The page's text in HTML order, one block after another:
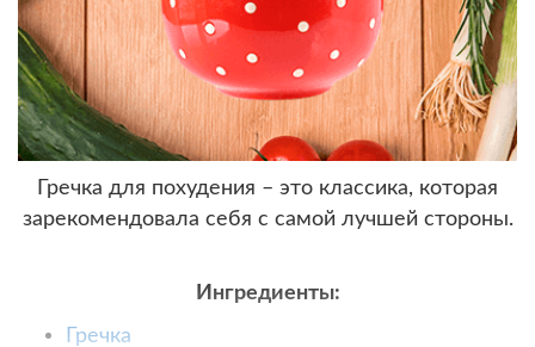
Гречка для похудения – это классика, которая
зарекомендовала себя с самой лучшей стороны.
Ингредиенты:
Гречка